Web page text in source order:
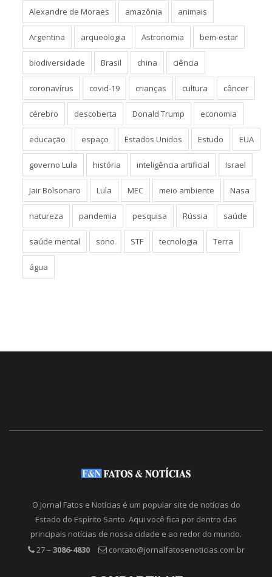
Alexandre de Moraes amazônia animais
Argentina arqueologia Astronomia bem-estar
biodiversidade Brasil china ciência
coronavírus covid-19 crianças cultura câncer
cérebro descoberta Donald Trump economia
educação espaço Estados Unidos Estudo EUA
governo Lula história inteligência artificial Israel
Jair Bolsonaro Lula MEC meio ambiente Nasa
natureza pandemia pesquisa Rússia saúde
saúde mental sono STF tecnologia Terra
água
O Jornal Fatos e Notícias é um popular site de notícias do
Estado do Espírito Santo. Aqui você fica por dentro das
principais notícias de nossa cidade e ao redor do mundo.
27 – 3086-4830 contato@jornalfatosenoticias.com.br